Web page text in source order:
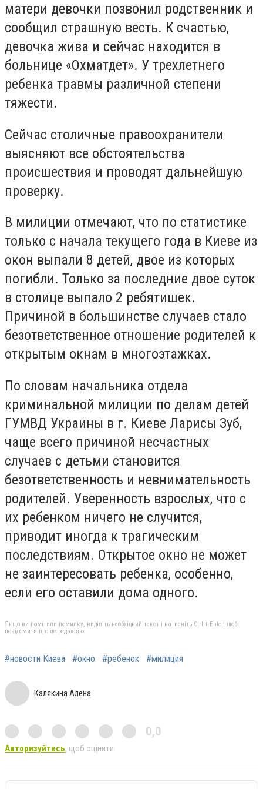
матери девочки позвонил родственник и
сообщил страшную весть. К счастью,
девочка жива и сейчас находится в
больнице «Охматдет». У трехлетнего
ребенка травмы различной степени
тяжести.
Сейчас столичные правоохранители
выясняют все обстоятельства
происшествия и проводят дальнейшую
проверку.
В милиции отмечают, что по статистике
только с начала текущего года в Киеве из
окон выпали 8 детей, двое из которых
погибли. Только за последние двое суток
в столице выпало 2 ребятишек.
Причиной в большинстве случаев стало
безответственное отношение родителей к
открытым окнам в многоэтажках.
По словам начальника отдела
криминальной милиции по делам детей
ГУМВД Украины в г. Киеве Ларисы Зуб,
чаще всего причиной несчастных
случаев с детьми становится
безответственность и невнимательность
родителей. Уверенность взрослых, что с
их ребенком ничего не случится,
приводит иногда к трагическим
последствиям. Открытое окно не может
не заинтересовать ребенка, особенно,
если его оставили дома одного.
Якщо ви помітили помилку, виділіть необхідний текст і натисніть Ctrl + Enter, щоб
повідомити про це редакцію
#новости Киева #окно #ребенок #милиция
Калякина Алена
0,0
Авторизуйтесь, щоб оцінити